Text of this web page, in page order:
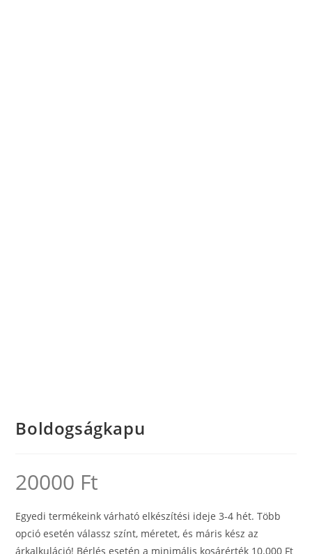
Boldogságkapu
20000 Ft
Egyedi termékeink várható elkészítési ideje 3-4 hét. Több
opció esetén válassz színt, méretet, és máris kész az
árkalkuláció! Bérlés esetén a minimális kosárérték 10.000 Ft